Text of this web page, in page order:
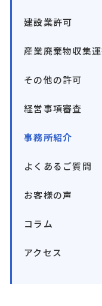
建設業許可
産業廃棄物収集
その他の許可
経営事項審査
事務所紹介
よくあるご質問
お客様の声
コラム
アクセス